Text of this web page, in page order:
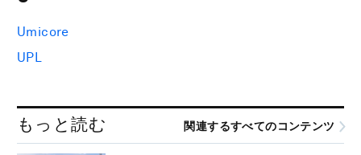
Umicore
UPL
もっと読む 関連するすべてのコンテンツ